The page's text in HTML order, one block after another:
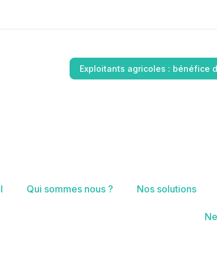
Exploitants agricoles : bénéfice
Qui sommes nous ? Nos solutions